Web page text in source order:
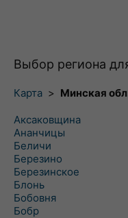
Выбор региона
Карта > Минская
Аксаковщина
Ананчицы
Беличи
Березино
Березинское
Блонь
Бобовня
Бобр